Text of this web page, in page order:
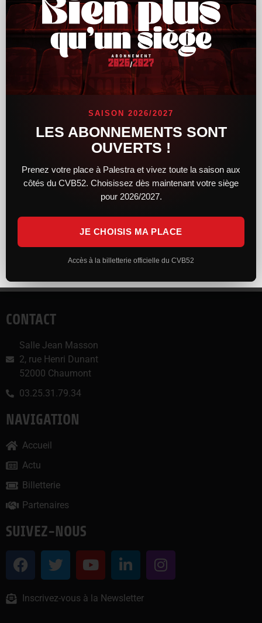
l’échauffement des joueurs à la présentation des équipes, à
partir de 19h05 et en direct.
CONTACT
Salle Jean Masson
2, rue Henri Dunant
52000 Chaumont
03.25.31.79.34
NAVIGATION
Accueil
Actu
Billetterie
Partenaires
SUIVEZ-NOUS
Inscrivez-vous à la Newsletter
SAISON 2026/2027
LES ABONNEMENTS SONT
OUVERTS !
Prenez votre place à Palestra et vivez toute la saison aux
côtés du CVB52. Choisissez dès maintenant votre siège
pour 2026/2027.
JE CHOISIS MA PLACE
Accès à la billetterie officielle du CVB52